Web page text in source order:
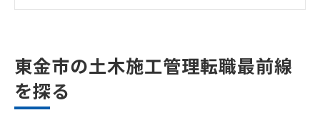
性
土木施工管理募集が増える理由と背景
東金市の土木施工管理転職最前線
を探る